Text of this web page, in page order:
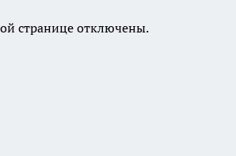
странице отключены.